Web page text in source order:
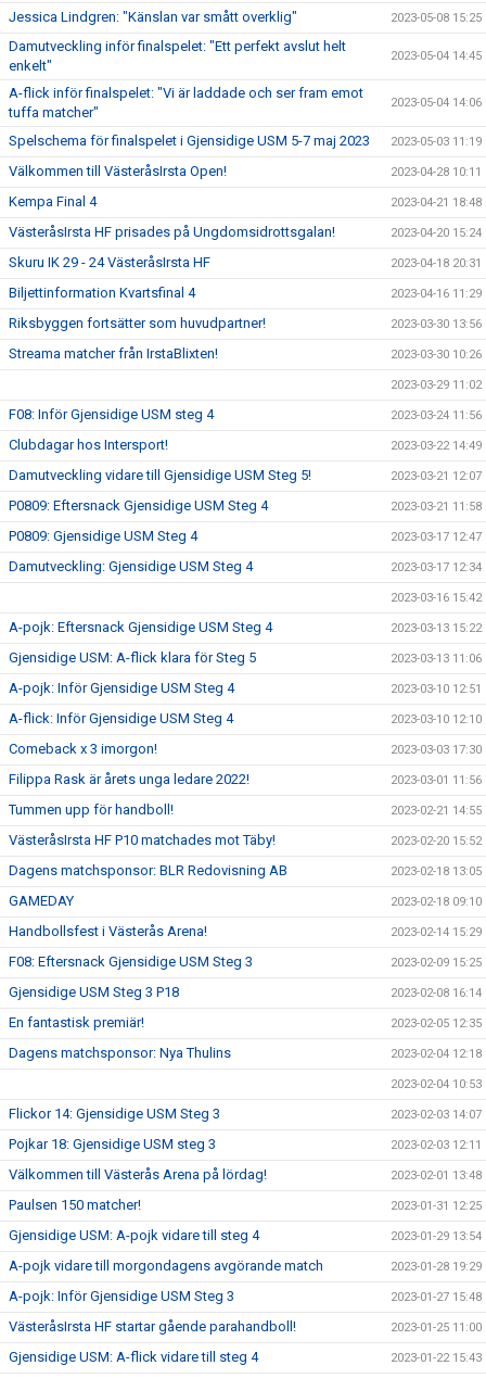
Jessica Lindgren: "Känslan var smått overklig" 2023-05-08 15:25
Damutveckling inför finalspelet: "Ett perfekt avslut helt
enkelt"
2023-05-04 14:45
A-flick inför finalspelet: "Vi är laddade och ser fram emot
tuffa matcher"
2023-05-04 14:06
Spelschema för finalspelet i Gjensidige USM 5-7 maj 2023 2023-05-03 11:19
Välkommen till VästeråsIrsta Open! 2023-04-28 10:11
Kempa Final 4 2023-04-21 18:48
VästeråsIrsta HF prisades på Ungdomsidrottsgalan! 2023-04-20 15:24
Skuru IK 29 - 24 VästeråsIrsta HF 2023-04-18 20:31
Biljettinformation Kvartsfinal 4 2023-04-16 11:29
Riksbyggen fortsätter som huvudpartner! 2023-03-30 13:56
Streama matcher från IrstaBlixten! 2023-03-30 10:26
2023-03-29 11:02
F08: Inför Gjensidige USM steg 4 2023-03-24 11:56
Clubdagar hos Intersport! 2023-03-22 14:49
Damutveckling vidare till Gjensidige USM Steg 5! 2023-03-21 12:07
P0809: Eftersnack Gjensidige USM Steg 4 2023-03-21 11:58
P0809: Gjensidige USM Steg 4 2023-03-17 12:47
Damutveckling: Gjensidige USM Steg 4 2023-03-17 12:34
2023-03-16 15:42
A-pojk: Eftersnack Gjensidige USM Steg 4 2023-03-13 15:22
Gjensidige USM: A-flick klara för Steg 5 2023-03-13 11:06
A-pojk: Inför Gjensidige USM Steg 4 2023-03-10 12:51
A-flick: Inför Gjensidige USM Steg 4 2023-03-10 12:10
Comeback x 3 imorgon! 2023-03-03 17:30
Filippa Rask är årets unga ledare 2022! 2023-03-01 11:56
Tummen upp för handboll! 2023-02-21 14:55
VästeråsIrsta HF P10 matchades mot Täby! 2023-02-20 15:52
Dagens matchsponsor: BLR Redovisning AB 2023-02-18 13:05
GAMEDAY 2023-02-18 09:10
Handbollsfest i Västerås Arena! 2023-02-14 15:29
F08: Eftersnack Gjensidige USM Steg 3 2023-02-09 15:25
Gjensidige USM Steg 3 P18 2023-02-08 16:14
En fantastisk premiär! 2023-02-05 12:35
Dagens matchsponsor: Nya Thulins 2023-02-04 12:18
2023-02-04 10:53
Flickor 14: Gjensidige USM Steg 3 2023-02-03 14:07
Pojkar 18: Gjensidige USM steg 3 2023-02-03 12:11
Välkommen till Västerås Arena på lördag! 2023-02-01 13:48
Paulsen 150 matcher! 2023-01-31 12:25
Gjensidige USM: A-pojk vidare till steg 4 2023-01-29 13:54
A-pojk vidare till morgondagens avgörande match 2023-01-28 19:29
A-pojk: Inför Gjensidige USM Steg 3 2023-01-27 15:48
VästeråsIrsta HF startar gående parahandboll! 2023-01-25 11:00
Gjensidige USM: A-flick vidare till steg 4 2023-01-22 15:43